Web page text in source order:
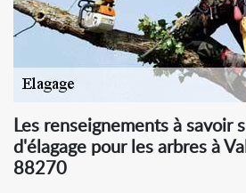
Les renseignements à savoir
d'élagage pour les arbres à
88270